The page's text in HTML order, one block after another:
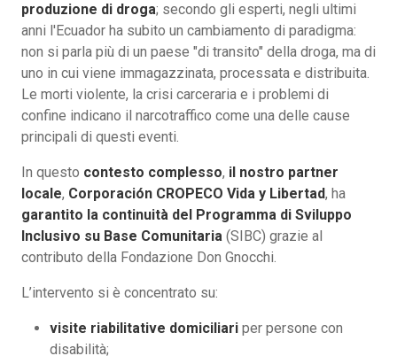
produzione di droga; secondo gli esperti, negli ultimi
anni l'Ecuador ha subito un cambiamento di paradigma:
non si parla più di un paese "di transito" della droga, ma di
uno in cui viene immagazzinata, processata e distribuita.
Le morti violente, la crisi carceraria e i problemi di
confine indicano il narcotraffico come una delle cause
principali di questi eventi.
In questo contesto complesso, il nostro partner
locale, Corporación CROPECO Vida y Libertad, ha
garantito la continuità del Programma di Sviluppo
Inclusivo su Base Comunitaria (SIBC) grazie al
contributo della Fondazione Don Gnocchi.
L’intervento si è concentrato su:
visite riabilitative domiciliari per persone con
disabilità;